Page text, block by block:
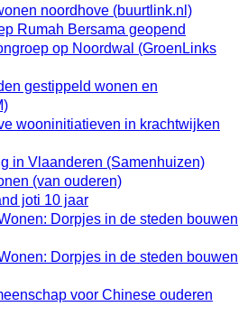
noordhove (buurtlink.nl)
Rumah Bersama geopend
op Noordwal (GroenLinks
gestippeld wonen en
wooninitiatieven in krachtwijken
in Vlaanderen (Samenhuizen)
(van ouderen)
joti 10 jaar
Dorpjes in de steden bouwen
Dorpjes in de steden bouwen
voor Chinese ouderen